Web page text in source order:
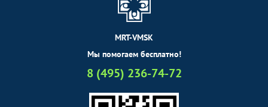
MRT-VMSK
Мы помогаем бесплатно!
8 (495) 236-74-72